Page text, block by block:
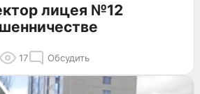
лицея №12
17 Обсудить